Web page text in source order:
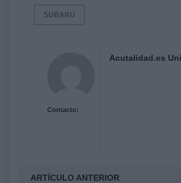
SUBARU
Contacto:
Acutalidad.es
ARTÍCULO ANTERIOR